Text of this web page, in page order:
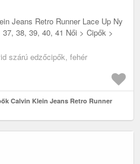
Jeans Retro Runner Lace Up Ny
38, 39, 40, 41 Női > Cipők >
szárú edzőcipők, fehér
Calvin Klein Jeans Retro Runner